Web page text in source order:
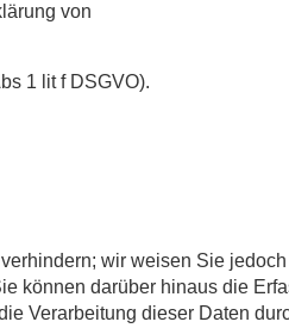
von
1 lit f DSGVO).
wir weisen Sie
können darüber hinaus die
Verarbeitung dieser Daten